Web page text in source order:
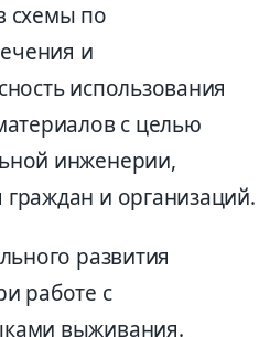
схемы по
и
использования
с целью
инженерии,
и организаций.
развития
работе с
выживания.